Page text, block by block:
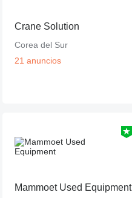
Crane Solution
Corea del Sur
21 anuncios
Mammoet Used Equipment